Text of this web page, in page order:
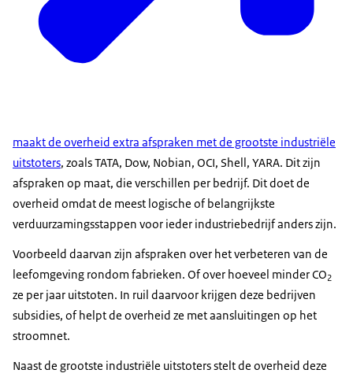
maakt de overheid extra afspraken met de grootste industriële
uitstoters, zoals TATA, Dow, Nobian, OCI, Shell, YARA. Dit zijn
afspraken op maat, die verschillen per bedrijf. Dit doet de
overheid omdat de meest logische of belangrijkste
verduurzamingsstappen voor ieder industriebedrijf anders zijn.
Voorbeeld daarvan zijn afspraken over het verbeteren van de
leefomgeving rondom fabrieken. Of over hoeveel minder CO2
ze per jaar uitstoten. In ruil daarvoor krijgen deze bedrijven
subsidies, of helpt de overheid ze met aansluitingen op het
stroomnet.
Naast de grootste industriële uitstoters stelt de overheid deze